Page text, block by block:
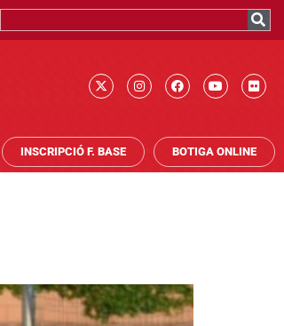
INSCRIPCIÓ F. BASE BOTIGA ONLINE